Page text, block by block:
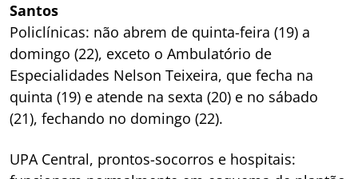
Santos
Policlínicas: não abrem de quinta-feira (19) a
domingo (22), exceto o Ambulatório de
Especialidades Nelson Teixeira, que fecha na
quinta (19) e atende na sexta (20) e no sábado
(21), fechando no domingo (22).
UPA Central, prontos-socorros e hospitais: